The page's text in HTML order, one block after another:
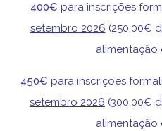
400€ para inscrições
setembro 2026 (250,00€
alimentação
450€ para inscrições
setembro 2026 (300,00€
alimentação